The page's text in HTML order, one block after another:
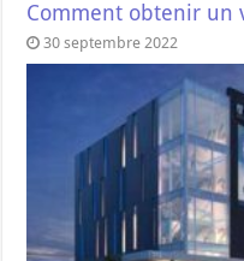
Comment obtenir un
30 septembre 2022